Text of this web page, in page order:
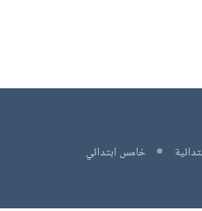
خامس ابتدائي